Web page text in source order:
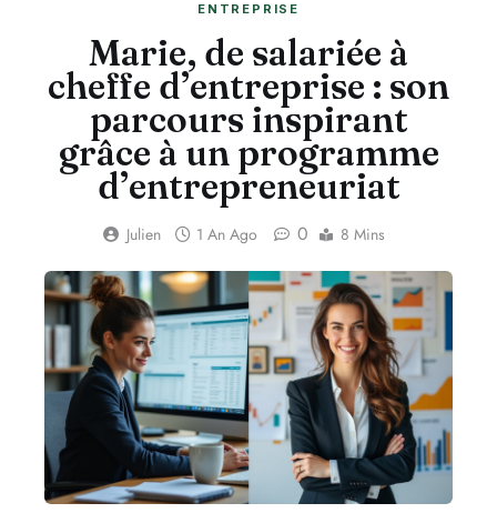
ENTREPRISE
Marie, de salariée à
cheffe d’entreprise : son
parcours inspirant
grâce à un programme
d’entrepreneuriat
Julien 1 An Ago 0 8 Mins